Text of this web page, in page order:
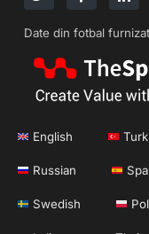
Date din fotbal
English
Russian
Swedish